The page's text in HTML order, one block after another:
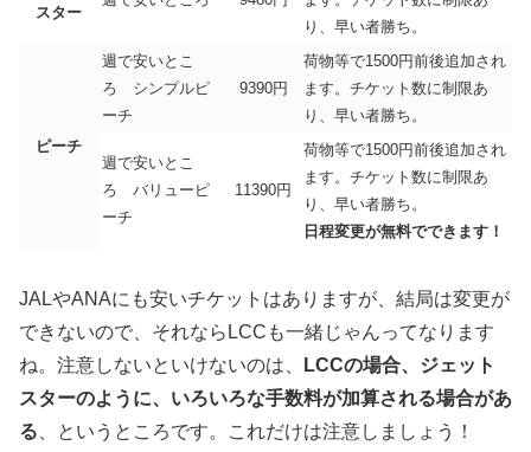
スター
り、早い者勝ち。
ピーチ
週で安いとこ
ろ シンプルピ
ーチ
9390円
荷物等で1500円前後追加され
ます。チケット数に制限あ
り、早い者勝ち。
週で安いとこ
ろ バリューピ
ーチ
11390円
荷物等で1500円前後追加され
ます。チケット数に制限あ
り、早い者勝ち。
日程変更が無料でできます！
JALやANAにも安いチケットはありますが、結局は変更が
できないので、それならLCCも一緒じゃんってなります
ね。注意しないといけないのは、
LCCの場合、ジェット
スターのように、いろいろな手数料が加算される場合があ
る 、というところです。これだけは注意しましょう！